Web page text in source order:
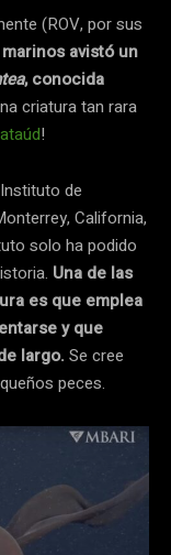
(ROV, por sus
avistó un
, conocida
criatura tan rara
!
de
California,
solo ha podido
Una de las
es que emplea
y que
largo. Se cree
peces.